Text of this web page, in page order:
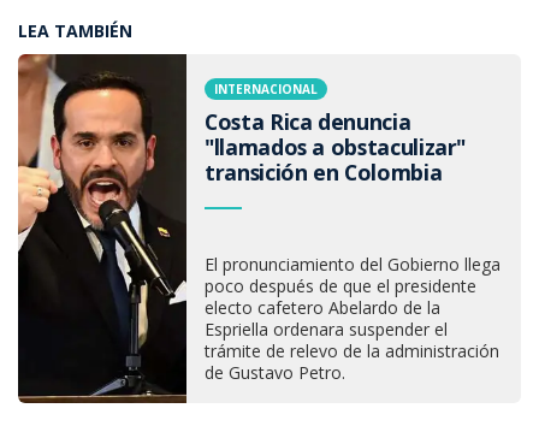
LEA TAMBIÉN
INTERNACIONAL
Costa Rica denuncia
"llamados a obstaculizar"
transición en Colombia
El pronunciamiento del Gobierno llega
poco después de que el presidente
electo cafetero Abelardo de la
Espriella ordenara suspender el
trámite de relevo de la administración
de Gustavo Petro.